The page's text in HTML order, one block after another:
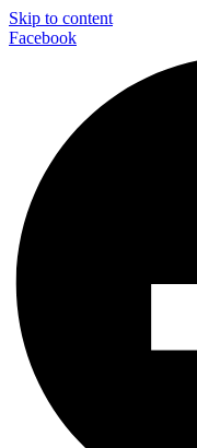
Skip to content
Facebook